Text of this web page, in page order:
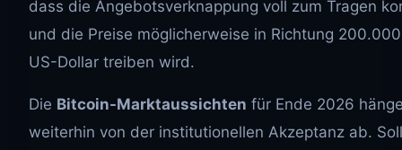
dass die Angebotsverknappung voll zum Tragen
und die Preise möglicherweise in Richtung 200.000
US-Dollar treiben wird.
Die Bitcoin-Marktaussichten für Ende 2026
weiterhin von der institutionellen Akzeptanz ab.